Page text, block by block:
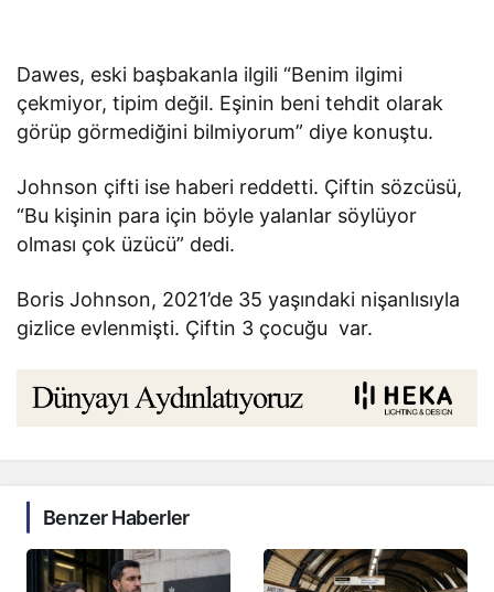
Dawes, eski başbakanla ilgili “Benim ilgimi
çekmiyor, tipim değil. Eşinin beni tehdit olarak
görüp görmediğini bilmiyorum” diye konuştu.
Johnson çifti ise haberi reddetti. Çiftin sözcüsü,
“Bu kişinin para için böyle yalanlar söylüyor
olması çok üzücü” dedi.
Boris Johnson, 2021’de 35 yaşındaki nişanlısıyla
gizlice evlenmişti. Çiftin 3 çocuğu var.
Benzer Haberler